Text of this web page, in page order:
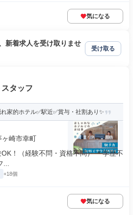
気になる
新着求人を受け取りませ
受け取る
タッフ
家的ホテル✅駅近✅賞与・社割あり✨
崎市幸町
！（経験不問・資格不問） ＊学歴不
+18個
気になる